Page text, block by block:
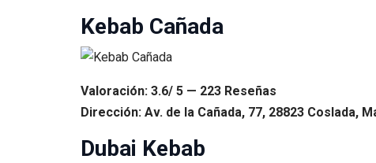
Kebab Cañada
Valoración: 3.6/ 5 — 223 Reseñas
Dirección: Av. de la Cañada, 77, 28823 Coslada,
Dubai Kebab